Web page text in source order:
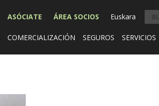
ASÓCIATE ÁREA SOCIOS Euskara
COMERCIALIZACIÓN SEGUROS SERVICIOS